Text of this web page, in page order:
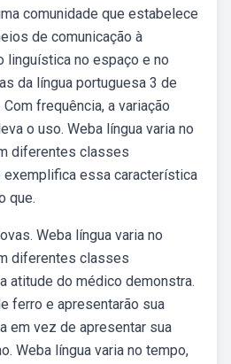
comunidade que estabelece
de comunicação à
linguística no espaço e no
da língua portuguesa 3 de
frequência, a variação
o uso. Weba língua varia no
diferentes classes
exemplifica essa característica
que.
Weba língua varia no
diferentes classes
atitude do médico demonstra.
ferro e apresentarão sua
em vez de apresentar sua
Weba língua varia no tempo,